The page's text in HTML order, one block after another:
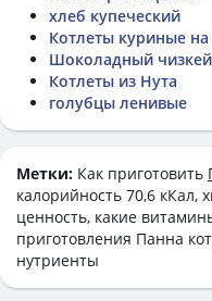
хлеб купеческий
Котлеты куриные
Шоколадный
Котлеты из Нута
голубцы ленивые
Метки: Как приготовить
калорийность 70,6 кКал,
ценность, какие
приготовления Панна
нутриенты